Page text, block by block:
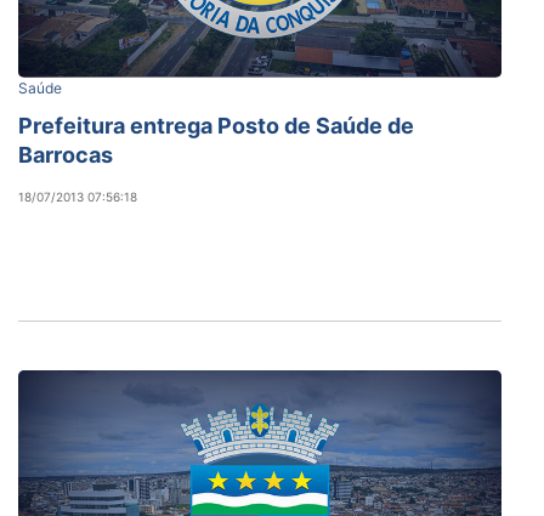
Saúde
Prefeitura entrega Posto de Saúde de
Barrocas
18/07/2013 07:56:18